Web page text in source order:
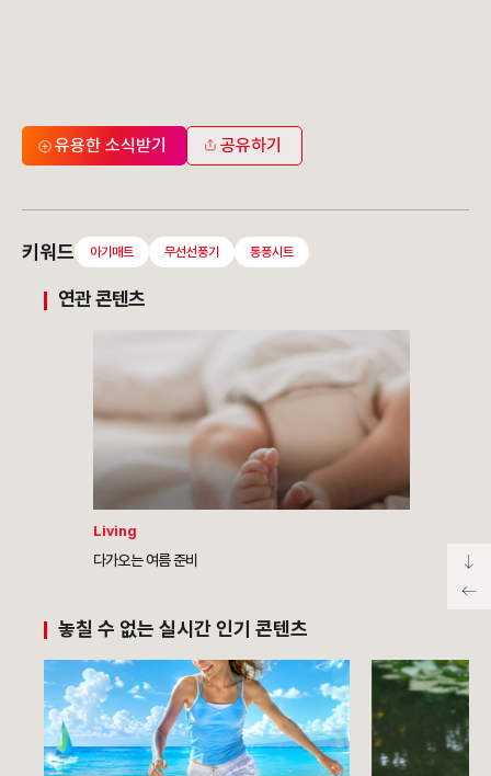
유용한 소식받기 공유하기
키워드 아기매트 무선선풍기 통풍시트
연관 콘텐츠
Living
다가오는 여름 준비
놓칠 수 없는 실시간 인기 콘텐츠